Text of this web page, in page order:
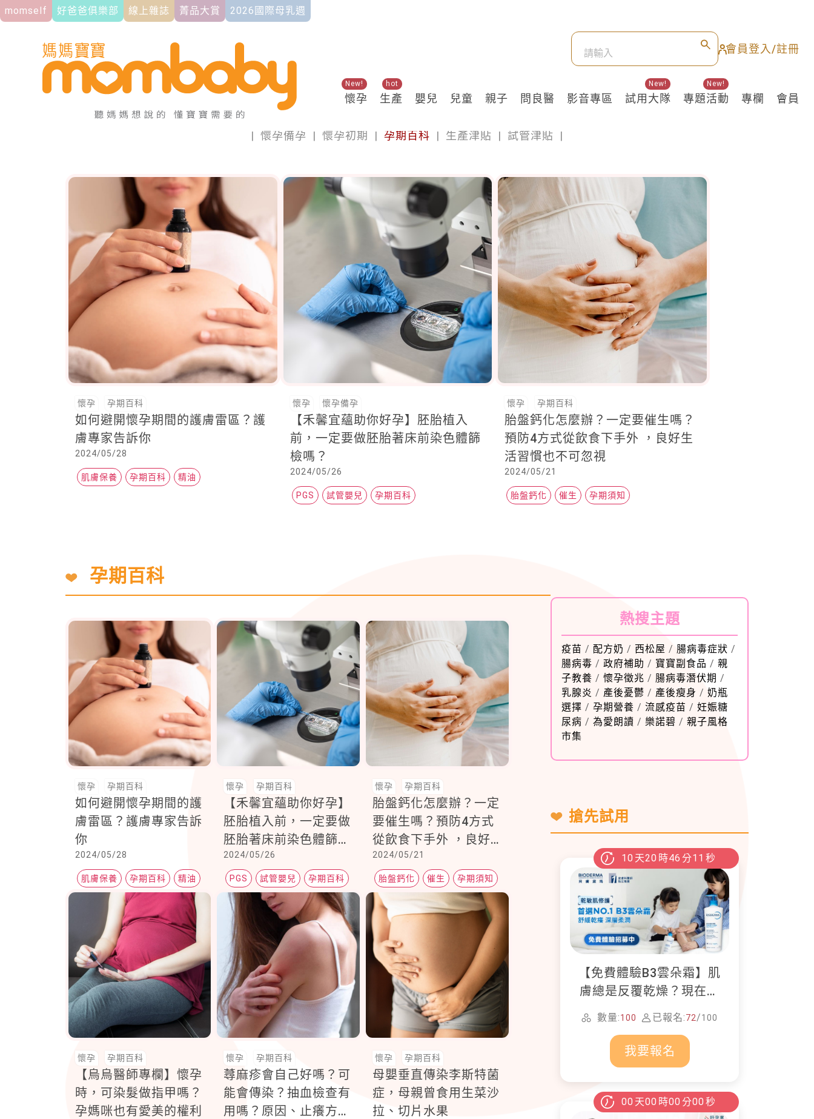
momself 好爸爸俱樂部 線上雜誌 菁品大賞 2026國際母乳週
會員登入/註冊
懷孕
New!
生產
hot
嬰兒 兒童 親子 問良醫 影音專區 試用大隊
New!
專題活動
New!
專欄 會員
懷孕
| 懷孕備孕 | 懷孕初期 | 孕期百科 | 生產津貼 | 試管津貼 |
懷孕 孕期百科
如何避開懷孕期間的護膚雷區？護
膚專家告訴你
2024/05/28
肌膚保養 孕期百科 精油
懷孕 懷孕備孕
【禾馨宜蘊助你好孕】胚胎植入
前，一定要做胚胎著床前染色體篩
檢嗎？
2024/05/26
PGS 試管嬰兒 孕期百科
懷孕 孕期百科
胎盤鈣化怎麼辦？一定要催生嗎？
預防4方式從飲食下手外 ，良好生
活習慣也不可忽視
2024/05/21
胎盤鈣化 催生 孕期須知
孕期百科
懷孕 孕期百科
如何避開懷孕期間的護
膚雷區？護膚專家告訴
你
2024/05/28
肌膚保養 孕期百科 精油
懷孕 孕期百科
【禾馨宜蘊助你好孕】
胚胎植入前，一定要做
胚胎著床前染色體篩檢
嗎？
2024/05/26
PGS 試管嬰兒 孕期百科
懷孕 孕期百科
胎盤鈣化怎麼辦？一定
要催生嗎？預防4方式
從飲食下手外 ，良好
生活習慣也不可忽視
2024/05/21
胎盤鈣化 催生 孕期須知
懷孕 孕期百科
【烏烏醫師專欄】懷孕
時，可染髮做指甲嗎？
孕媽咪也有愛美的權利
懷孕 孕期百科
蕁麻疹會自己好嗎？可
能會傳染？抽血檢查有
用嗎？原因、止癢方法
懷孕 孕期百科
母嬰垂直傳染李斯特菌
症，母親曾食用生菜沙
拉、切片水果
熱搜主題
疫苗 / 配方奶 / 西松屋 / 腸病毒症狀 /
腸病毒 / 政府補助 / 寶寶副食品 / 親
子教養 / 懷孕徵兆 / 腸病毒潛伏期 /
乳腺炎 / 產後憂鬱 / 產後瘦身 / 奶瓶
選擇 / 孕期營養 / 流感疫苗 / 妊娠糖
尿病 / 為愛朗讀 / 樂諾碧 / 親子風格
市集
搶先試用
10 天20 時46 分10 秒
【免費體驗B3雲朵霜】肌
膚總是反覆乾燥？現在就
加入貝膚黛瑪修護體驗計
畫！
數量:100 已報名:72/100
我要報名
00 天00 時00 分00 秒